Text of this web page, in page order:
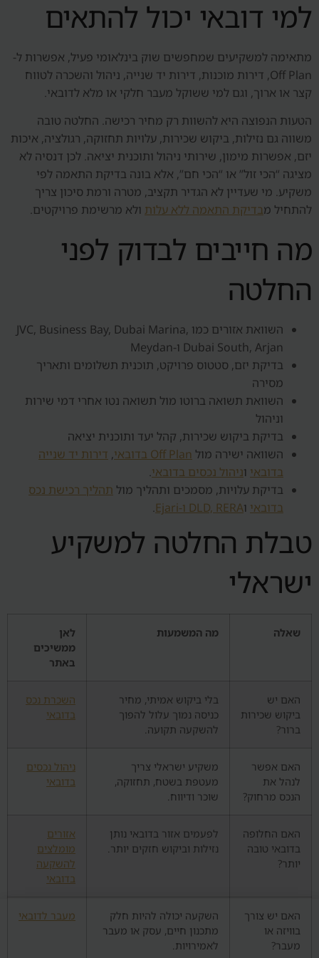
למי דובאי יכול להתאים
מתאימה למשקיעים שמחפשים שוק בינלאומי פעיל, אפשרות ל-
Off Plan, דירות מוכנות, דירות יד שנייה, ניהול והשכרה לטווח
קצר או ארוך, וגם למי ששוקל מעבר חלקי או מלא לדובאי.
הטעות הנפוצה היא להשוות רק מחיר רכישה. החלטה טובה
משווה גם נזילות, ביקוש שכירות, עלויות תחזוקה, רגולציה, איכות
יזם, אפשרות מימון, שירותי ניהול ותוכנית יציאה. לכן דנסיה לא
מציגה “הכי זול” או “הכי חם”, אלא בונה בדיקת התאמה לפי
משקיע. מי שעדיין לא הגדיר תקציב, מטרה ורמת סיכון צריך
להתחיל מבדיקת התאמה ללא עלות ולא מרשימת פרויקטים.
מה חייבים לבדוק לפני
החלטה
השוואת אזורים כמו JVC, Business Bay, Dubai Marina,
Dubai South, Arjan ו-Meydan
בדיקת יזם, סטטוס פרויקט, תוכנית תשלומים ותאריך
מסירה
השוואת תשואה ברוטו מול תשואה נטו אחרי דמי שירות
וניהול
בדיקת ביקוש שכירות, קהל יעד ותוכנית יציאה
השוואה ישירה מול Off Plan בדובאי , דירות יד שנייה
בדובאי וניהול נכסים בדובאי.
בדיקת עלויות, מסמכים ותהליך מול תהליך רכישת נכס
בדובאי וDLD, RERA ו-Ejari .
טבלת החלטה למשקיע
ישראלי
שאלה מה המשמעות
לאן
ממשיכים
באתר
האם יש
ביקוש שכירות
ברור?
בלי ביקוש אמיתי, מחיר
כניסה נמוך עלול להפוך
להשקעה תקועה.
השכרת נכס
בדובאי
האם אפשר
לנהל את
הנכס מרחוק?
משקיע ישראלי צריך
מעטפת בשטח, תחזוקה,
שוכר ודיווח.
ניהול נכסים
בדובאי
האם החלופה
בדובאי טובה
יותר?
לפעמים אזור בדובאי נותן
נזילות וביקוש חזקים יותר.
אזורים
מומלצים
להשקעה
בדובאי
האם יש צורך
בוויזה או
מעבר?
השקעה יכולה להיות חלק
מתכנון חיים, עסק או מעבר
לאמירויות.
מעבר לדובאי